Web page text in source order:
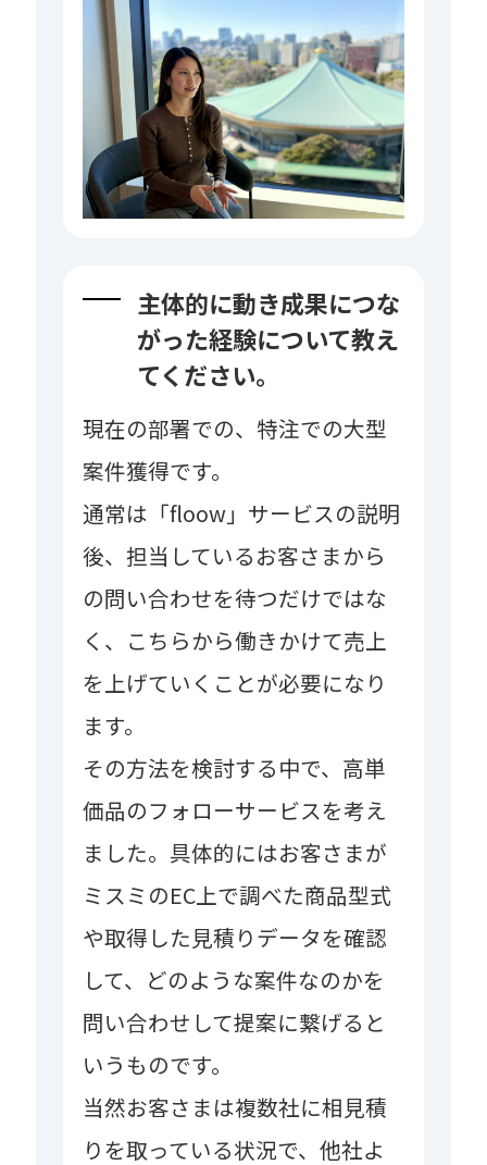
主体的に動き成果につな
がった経験について教え
てください。
現在の部署での、特注での大型
案件獲得です。
通常は「floow」サービスの説明
後、担当しているお客さまから
の問い合わせを待つだけではな
く、こちらから働きかけて売上
を上げていくことが必要になり
ます。
その方法を検討する中で、高単
価品のフォローサービスを考え
ました。具体的にはお客さまが
ミスミのEC上で調べた商品型式
や取得した見積りデータを確認
して、どのような案件なのかを
問い合わせして提案に繋げると
いうものです。
当然お客さまは複数社に相見積
りを取っている状況で、他社よ